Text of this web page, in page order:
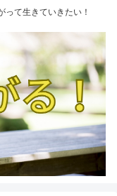
って生きていきたい！